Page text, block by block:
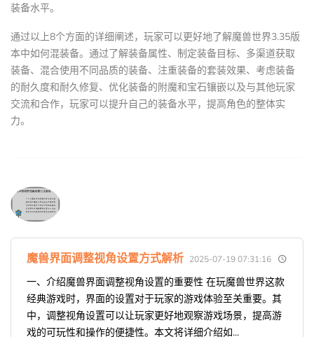
装备水平。
通过以上8个方面的详细阐述，玩家可以更好地了解魔兽世界3.35版
本中如何混装备。通过了解装备属性、制定装备目标、多渠道获取
装备、混合使用不同品质的装备、注重装备的套装效果、考虑装备
的耐久度和耐久修复、优化装备的附魔和宝石镶嵌以及与其他玩家
交流和合作，玩家可以提升自己的装备水平，提高角色的整体实
力。
魔兽界面调整视角设置方式解析 2025-07-19 07:31:16
一、介绍魔兽界面调整视角设置的重要性 在玩魔兽世界这款
经典游戏时，界面的设置对于玩家的游戏体验至关重要。其
中，调整视角设置可以让玩家更好地观察游戏场景，提高游
戏的可玩性和操作的便捷性。本文将详细介绍如...